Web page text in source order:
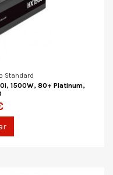
Standard
1500W, 80+ Platinum,